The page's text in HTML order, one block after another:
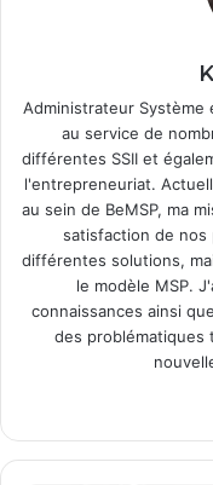
Administrateur Système
au service de
différentes SSII et
l'entrepreneuriat.
au sein de BeMSP, ma
satisfaction de nos
différentes solutions,
le modèle MSP.
connaissances ainsi
des problématiques